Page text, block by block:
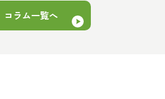
コラム一覧へ